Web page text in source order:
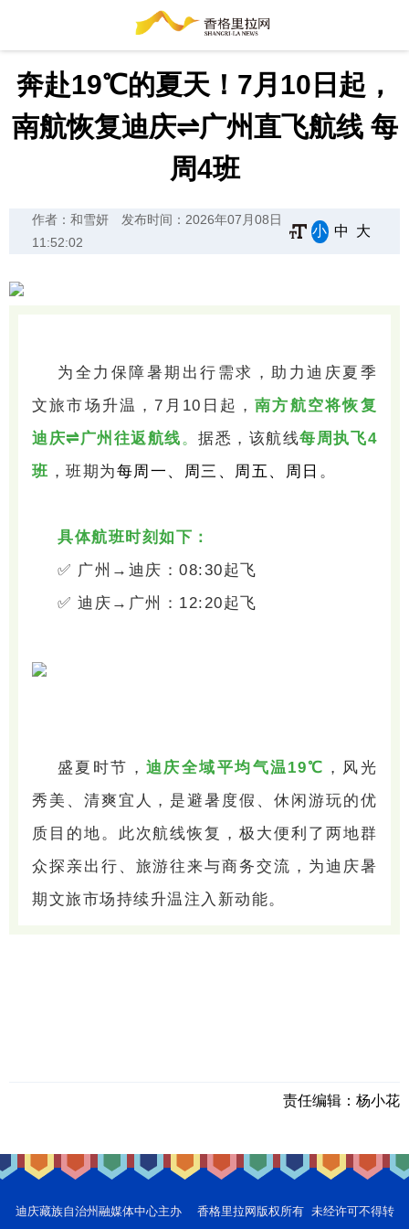
奔赴19℃的夏天！7月10日起，
南航恢复迪庆⇌广州直飞航线 每
周4班
作者：和雪妍
发布时间：2026年07月08日
11:52:02
小 中 大
为全力保障暑期出行需求，助力迪庆夏季
文旅市场升温，7月10日起，南方航空将恢复
迪庆⇌广州往返航线。据悉，该航线每周执飞4
班 ，班期为每周一、周三、周五、周日 。
具体航班时刻如下：
✅ 广州→迪庆：08:30起飞
✅ 迪庆→广州：12:20起飞
盛夏时节，迪庆全域平均气温19℃ ，风光
秀美、清爽宜人，是避暑度假、休闲游玩的优
质目的地。此次航线恢复，极大便利了两地群
众探亲出行、旅游往来与商务交流，为迪庆暑
期文旅市场持续升温注入新动能。
责任编辑： 杨小花
迪庆藏族自治州融媒体中心主办 香格里拉网版权所有 未经许可不得转